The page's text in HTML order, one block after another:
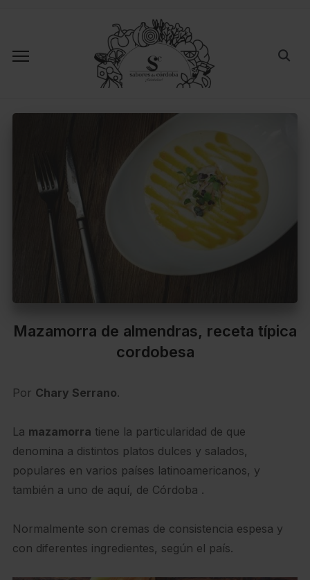
Mazamorra de almendras, receta típica
cordobesa
Por Chary Serrano.
La mazamorra tiene la particularidad de que
denomina a distintos platos dulces y salados,
populares en varios países latinoamericanos, y
también a uno de aquí, de Córdoba .
Normalmente son cremas de consistencia espesa y
con diferentes ingredientes, según el país.